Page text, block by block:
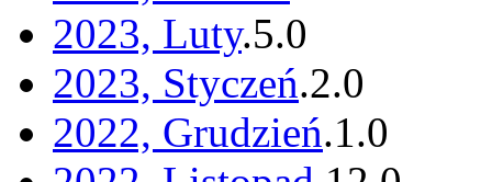
2023, Luty.5.0
2023, Styczeń.2.0
2022, Grudzień.1.0